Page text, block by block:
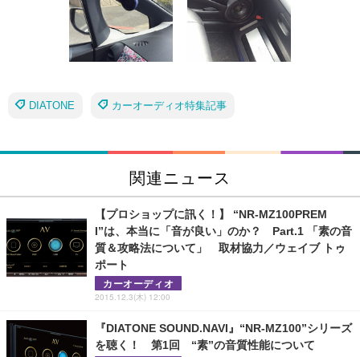
DIATONE カーオーディオ特集記事
関連ニュース
【プロショップに訊く！】 “NR-MZ100PREM
I”は、本当に「音が良い」のか？ Part.1 「素の音
質＆攻略法について」 取材協力／ウェイブ トゥ
ポート
カーオーディオ
2015.12.3(木) 12:00
『DIATONE SOUND.NAVI』“NR-MZ100”シリーズ
を聴く！ 第1回 “素”の音質性能について